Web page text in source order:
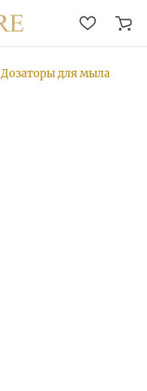
Дозаторы для мыла